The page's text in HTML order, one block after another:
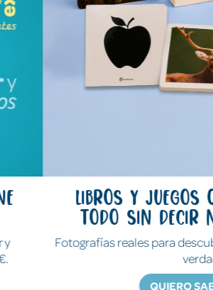
Libros y juegos que
todo sin decir ni
Fotografías reales para descubrir y
QUIERO SABER MÁS